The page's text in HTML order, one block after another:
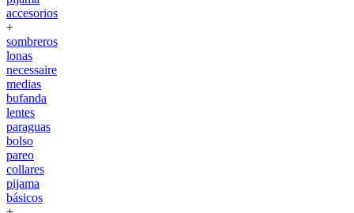
accesorios
+
sombreros
lonas
necessaire
medias
bufanda
lentes
paraguas
bolso
pareo
collares
pijama
básicos